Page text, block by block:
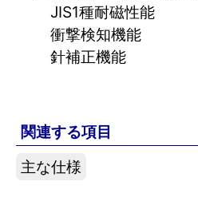
JIS1種耐磁性能
衝撃検知機能
針補正機能
関連する項目
主な仕様